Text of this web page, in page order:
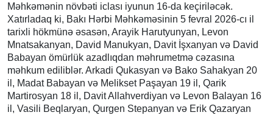
Məhkəmənin növbəti iclası iyunun 16-da keçiriləcək.
Xatırladaq ki, Bakı Hərbi Məhkəməsinin 5 fevral 2026-cı il
tarixli hökmünə əsasən, Arayik Harutyunyan, Levon
Mnatsakanyan, David Manukyan, Davit İşxanyan və David
Babayan ömürlük azadlıqdan məhrumetmə cəzasına
məhkum ediliblər. Arkadi Qukasyan və Bako Sahakyan 20
il, Madat Babayan və Melikset Paşayan 19 il, Qarik
Martirosyan 18 il, Davit Allahverdiyan və Levon Balayan 16
il, Vasili Beqlaryan, Qurgen Stepanyan və Erik Qazaryan